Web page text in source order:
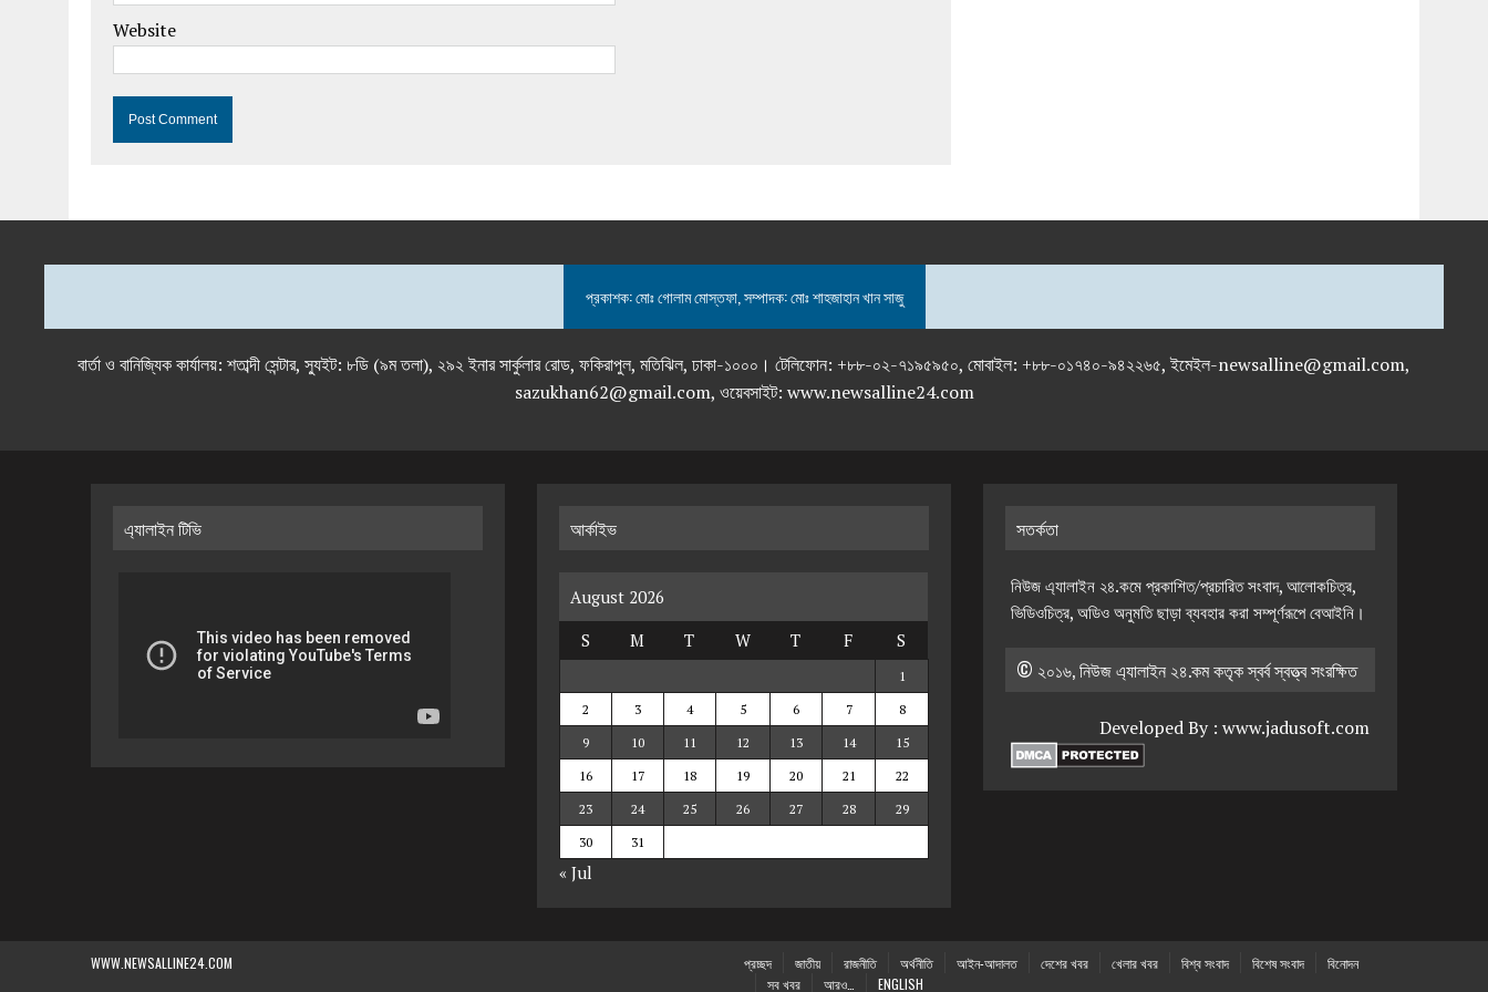
Website
প্রকাশক: মোঃ গোলাম মোস্তফা, সম্পাদক: মোঃ শাহজাহান খান সাজু
বার্তা ও বানিজ্যিক কার্যালয়: শতাব্দী সেন্টার, স্যুইট: ৮ডি (৯ম তলা), ২৯২ ইনার সার্কুলার রোড, ফকিরাপুল, মতিঝিল, ঢাকা-১০০০। টেলিফোন: +৮৮-০২-৭১৯৫৯৫০, মোবাইল: +৮৮-০১৭৪০-৯৪২২৬৫, ইমেইল-newsalline@gmail.com,
sazukhan62@gmail.com, ওয়েবসাইট: www.newsalline24.com
এ্যালাইন টিভি আর্কাইভ
August 2026
S
M T W T F S
1
2
3 4 5 6 7
8
9
10 11 12 13 14
15
16
17 18 19 20 21
22
23
24 25 26 27 28
29
30
31
« Jul
সতর্কতা
নিউজ এ্যালাইন ২৪.কমে প্রকাশিত/প্রচারিত সংবাদ, আলোকচিত্র,
ভিডিওচিত্র, অডিও অনুমতি ছাড়া ব্যবহার করা সম্পূর্ণরূপে বেআইনি।
© ২০১৬, নিউজ এ্যালাইন ২৪.কম কতৃক স্বর্ব স্বত্ত্ব সংরক্ষিত
Developed By : www.jadusoft.com
প্রচ্ছদ জাতীয় রাজনীতি অর্থনীতি আইন-আদালত দেশের খবর খেলার খবর বিশ্ব সংবাদ বিশেষ সংবাদ
বিনোদন
সব খবর
আরও… ENGLISH
WWW.NEWSALLINE24.COM